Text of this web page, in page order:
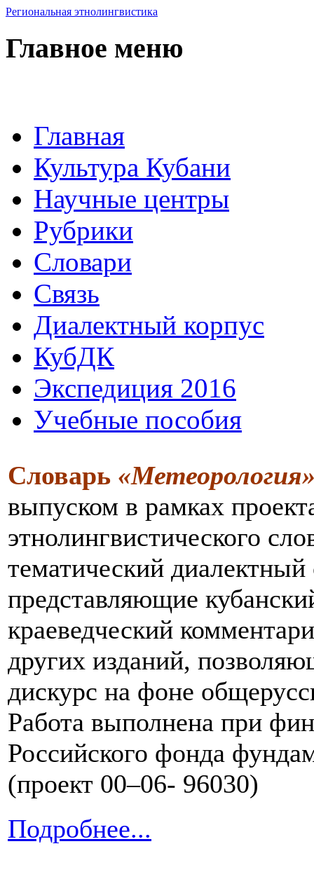
Региональная этнолингвистика
Главное меню
Главная
Культура Кубани
Научные центры
Рубрики
Словари
Связь
Диалектный корпус
КубДК
Экспедиция 2016
Учебные пособия
Словарь
выпуском в рамках
этнолингвистического
тематический
представляющие
краеведческий
других изданий,
дискурс на фоне
Работа выполнена при
Российского фонда
(проект 00–06- 96030)
Подробнее...